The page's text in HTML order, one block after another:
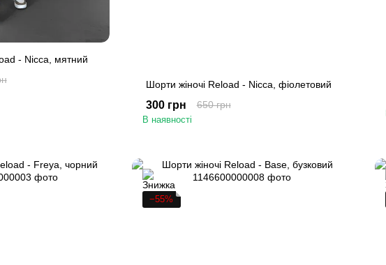
- Nicca, мятний
Шорти жіночі Reload - Nicca, фіолетовий
650 грн
300 грн
В наявності
−55%